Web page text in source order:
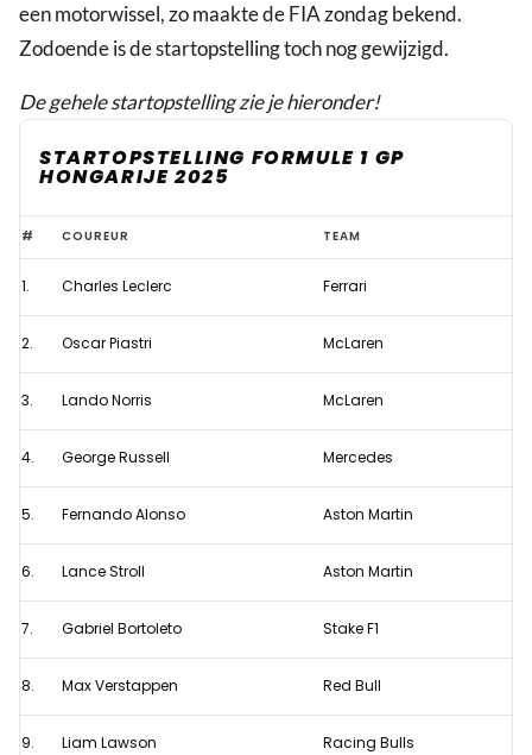
een motorwissel, zo maakte de FIA zondag bekend.
Zodoende is de startopstelling toch nog gewijzigd.
De gehele startopstelling zie je hieronder!
STARTOPSTELLING FORMULE 1 GP
HONGARIJE 2025
Aangepaste
startopstelling
Formule
1
Hongarije
2025
# COUREUR TEAM
1. Charles Leclerc Ferrari
2. Oscar Piastri McLaren
3. Lando Norris McLaren
4. George Russell Mercedes
5. Fernando Alonso Aston Martin
6. Lance Stroll Aston Martin
7. Gabriel Bortoleto Stake F1
8. Max Verstappen Red Bull
9. Liam Lawson Racing Bulls